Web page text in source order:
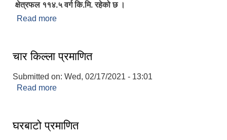
क्षेत्रफल ११४.५ वर्ग कि.मि. रहेको छ ।
Read more
चार किल्ला प्रमाणित
Submitted on: Wed, 02/17/2021 - 13:01
Read more
घरबाटो प्रमाणित